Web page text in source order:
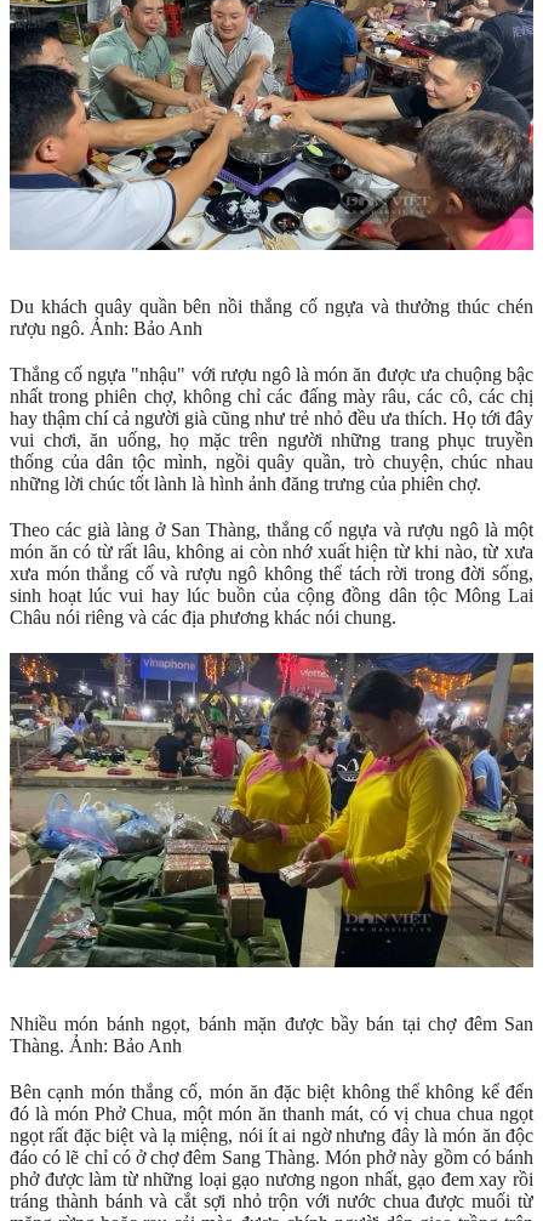
Du khách quây quần bên nồi thắng cố ngựa và thưởng thúc chén
rượu ngô. Ảnh: Bảo Anh
Thắng cố ngựa "nhậu" với rượu ngô là món ăn được ưa chuộng bậc
nhất trong phiên chợ, không chỉ các đấng mày râu, các cô, các chị
hay thậm chí cả người già cũng như trẻ nhỏ đều ưa thích. Họ tới đây
vui chơi, ăn uống, họ mặc trên người những trang phục truyền
thống của dân tộc mình, ngồi quây quần, trò chuyện, chúc nhau
những lời chúc tốt lành là hình ảnh đăng trưng của phiên chợ.
Theo các già làng ở San Thàng, thắng cố ngựa và rượu ngô là một
món ăn có từ rất lâu, không ai còn nhớ xuất hiện từ khi nào, từ xưa
xưa món thắng cố và rượu ngô không thể tách rời trong đời sống,
sinh hoạt lúc vui hay lúc buồn của cộng đồng dân tộc Mông Lai
Châu nói riêng và các địa phương khác nói chung.
Nhiều món bánh ngọt, bánh mặn được bầy bán tại chợ đêm San
Thàng. Ảnh: Bảo Anh
Bên cạnh món thắng cố, món ăn đặc biệt không thể không kể đến
đó là món Phở Chua, một món ăn thanh mát, có vị chua chua ngọt
ngọt rất đặc biệt và lạ miệng, nói ít ai ngờ nhưng đây là món ăn độc
đáo có lẽ chỉ có ở chợ đêm Sang Thàng. Món phở này gồm có bánh
phở được làm từ những loại gạo nương ngon nhất, gạo đem xay rồi
tráng thành bánh và cắt sợi nhỏ trộn với nước chua được muối từ